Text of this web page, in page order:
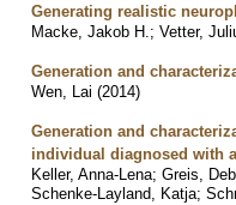
Generating realistic
Macke, Jakob H. ; Vetter,
Generation and
Wen, Lai (2014)
Generation and
individual diagnosed with
Keller, Anna-Lena; Greis,
Schenke-Layland, Katja;